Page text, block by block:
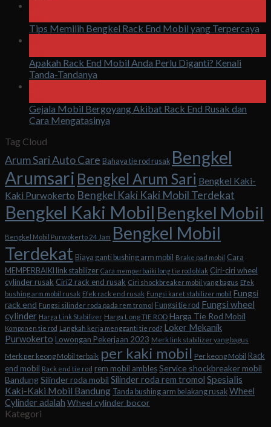
Tips Memilih Bengkel Rack End Mobil yang Terpercaya
Apakah Rack End Mobil Anda Perlu Diganti? Kenali
Tanda-Tandanya
Gejala Mobil Bergoyang Akibat Rack End Rusak dan
Cara Mengatasinya
Tag Cloud
Arum Sari Auto Care Bahaya tie rod rusak Bengkel
Arumsari Bengkel Arum Sari Bengkel Kaki-
Kaki Purwokerto Bengkel Kaki Kaki Mobil Terdekat
Bengkel Kaki Mobil Bengkel Mobil
Bengkel Mobil Purwokerto 24 Jam Bengkel Mobil
Terdekat Biaya ganti bushing arm mobil Brake pad mobil Cara
MEMPERBAIKI link stabilizer Cara memperbaiki long tie rod oblak Ciri-ciri wheel
cylinder rusak Ciri2 rack end rusak Ciri shockbreaker mobil yang bagus Efek
bushing arm mobil rusak Efek rack end rusak Fungsi karet stabilizer mobil Fungsi
rack end Fungsi silinder roda pada rem tromol Fungsi tie rod Fungsi wheel
cylinder Harga Link Stabilizer Harga Long TIE ROD Harga Tie Rod Mobil
Komponen tie rod Langkah kerja mengganti tie rod? Loker Mekanik
Purwokerto Lowongan Pekerjaan 2023 Merk link stabilizer yang bagus
Merk per keong Mobil terbaik per kaki mobil Per keong Mobil Rack
end mobil Rack end tie rod rem mobil amblesService shockbreaker mobil
BandungSilinder roda mobil Silinder roda rem tromol Spesialis
Kaki-Kaki Mobil Bandung Tanda bushing arm belakang rusak Wheel
Cylinder adalah Wheel cylinder bocor
Kategori